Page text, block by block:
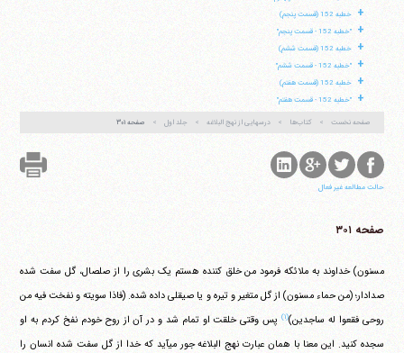
+ خطبه 152 (قسمت پنجم)
+ "خطبه 152 - قسمت پنجم"
+ خطبه 152 (قسمت ششم)
+ "خطبه 152 - قسمت ششم"
+ خطبه 152 (قسمت هفتم)
+ "خطبه 152 - قسمت هفتم"
صفحه نخست کتاب‌ها درسهایی از نهج البلاغه جلد اول صفحه ۳۰۱
حالت مطالعه غیر فعال
صفحه ۳۰۱
مسنون) خداوند به ملائکه فرمود من خلق کننده هستم یک بشری را از صلصال، گل سفت شده
صدادار؛ (من حماء مسنون) از گل متغیر و تیره و یا صیقلی داده شده. (فاذا سویته و نفخت فیه من
روحی فقعوا له ساجدین)(۱) پس وقتی خلقت او تمام شد و در آن از روح خودم نفخ کردم به او
سجده کنید. این معنا با همان عبارت نهج البلاغه جور می‎آید که خدا از گل سفت شده انسان را